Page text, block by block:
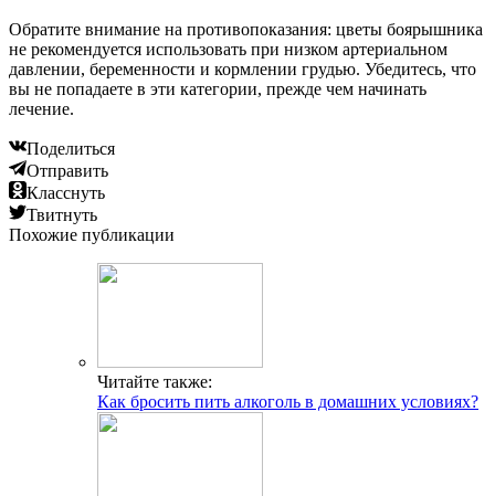
Обратите внимание на противопоказания: цветы боярышника
не рекомендуется использовать при низком артериальном
давлении, беременности и кормлении грудью. Убедитесь, что
вы не попадаете в эти категории, прежде чем начинать
лечение.
Поделиться
Отправить
Класснуть
Твитнуть
Похожие публикации
Читайте также:
Как бросить пить алкоголь в домашних условиях?